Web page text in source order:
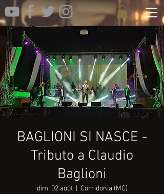
BAGLIONI SI NASCE -
Tributo a Claudio
Baglioni
dim. 02 août
  |
Corridonia (MC)